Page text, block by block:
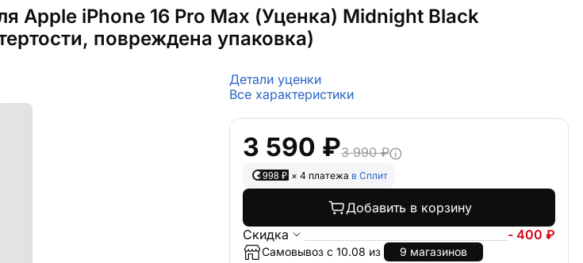
Apple iPhone 16 Pro Max (Уценка) Midnight Black
повреждена упаковка)
Детали уценки
Все характеристики
3 590 ₽3 990 ₽
998 ₽ × 4 платежа в Сплит
Добавить в корзину
Скидка
- 400 ₽
Самовывоз с 10.08 из
9 магазинов